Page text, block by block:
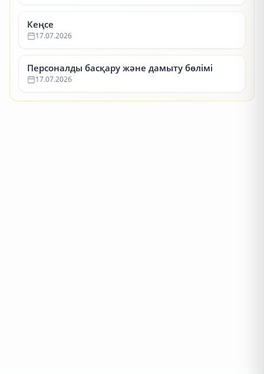
Кеңсе
17.07.2026
Персоналды басқару және дамыту бөлімі
17.07.2026